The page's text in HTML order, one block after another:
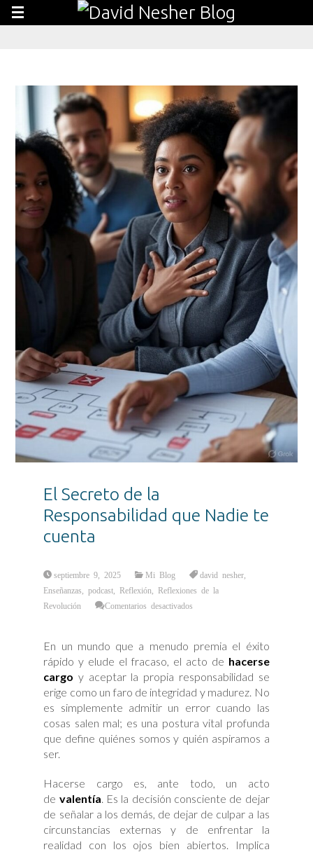
El Secreto de la
Responsabilidad que Nadie te
cuenta
septiembre 9, 2025 Mi Blog david nesher
Enseñanzas
,podcast Reflexión
Reflexiones de la
Revolución
Comentarios desactivados
Responsabilidad
que
Nadie
cuenta
En un mundo que a menudo premia el éxito
rápido y elude el fracaso, el acto de hacerse
cargo y aceptar la propia responsabilidad se
erige como un faro de integridad y madurez. No
es simplemente admitir un error cuando las
cosas salen mal; es una postura vital profunda
que define quiénes somos y quién aspiramos a
ser.
Hacerse cargo es, ante todo, un acto
de valentía . Es la decisión consciente de dejar
de señalar a los demás, de dejar de culpar a las
circunstancias externas y de enfrentar la
realidad con los ojos bien abiertos. Implica